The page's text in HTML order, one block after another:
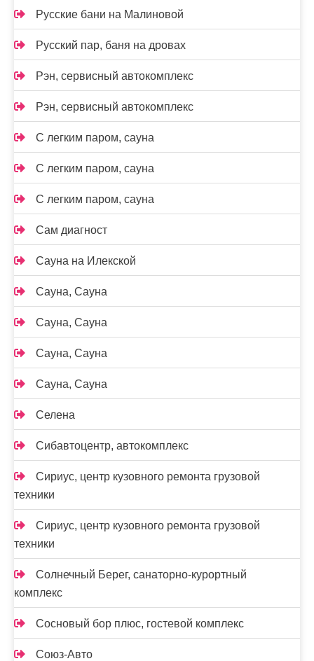
Русские бани на Малиновой
Русский пар, баня на дровах
Рэн, сервисный автокомплекс
Рэн, сервисный автокомплекс
С легким паром, сауна
С легким паром, сауна
С легким паром, сауна
Сам диагност
Сауна на Илекской
Сауна, Сауна
Сауна, Сауна
Сауна, Сауна
Сауна, Сауна
Селена
Сибавтоцентр, автокомплекс
Сириус, центр кузовного ремонта грузовой
техники
Сириус, центр кузовного ремонта грузовой
техники
Солнечный Берег, санаторно-курортный
комплекс
Сосновый бор плюс, гостевой комплекс
Союз-Авто